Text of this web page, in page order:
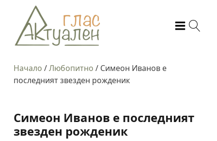
Начало /Любопитно / Симеон Иванов е
последният звезден рожденик
Симеон Иванов е последният
звезден рожденик